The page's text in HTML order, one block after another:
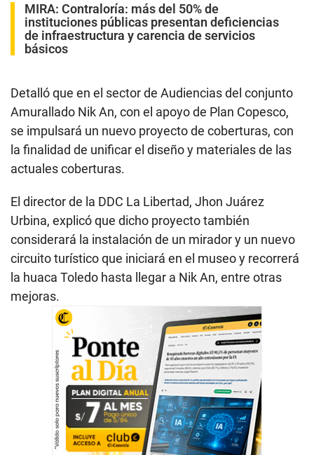
MIRA: Contraloría: más del 50% de
instituciones públicas presentan deficiencias
de infraestructura y carencia de servicios
básicos
Detalló que en el sector de Audiencias del conjunto
Amurallado Nik An, con el apoyo de Plan Copesco,
se impulsará un nuevo proyecto de coberturas, con
la finalidad de unificar el diseño y materiales de las
actuales coberturas.
El director de la DDC La Libertad, Jhon Juárez
Urbina, explicó que dicho proyecto también
considerará la instalación de un mirador y un nuevo
circuito turístico que iniciará en el museo y recorrerá
la huaca Toledo hasta llegar a Nik An, entre otras
mejoras.